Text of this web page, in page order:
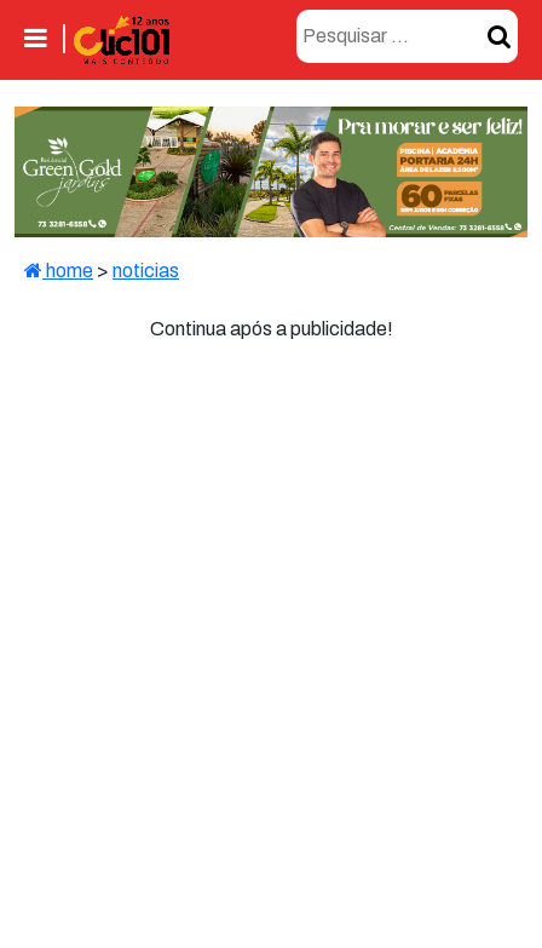
home > noticias
Continua após a publicidade!